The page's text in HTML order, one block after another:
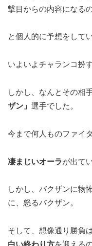
撃目からの内容になる
と個人的に予想をして
いよいよチャランコ扮
しかし、なんとその相
ザン」 選手でした。
今まで何人ものファイ
凄まじいオーラが出て
しかし、バクザンに物
に、怒るバクザン。
そして、想像通り勝負